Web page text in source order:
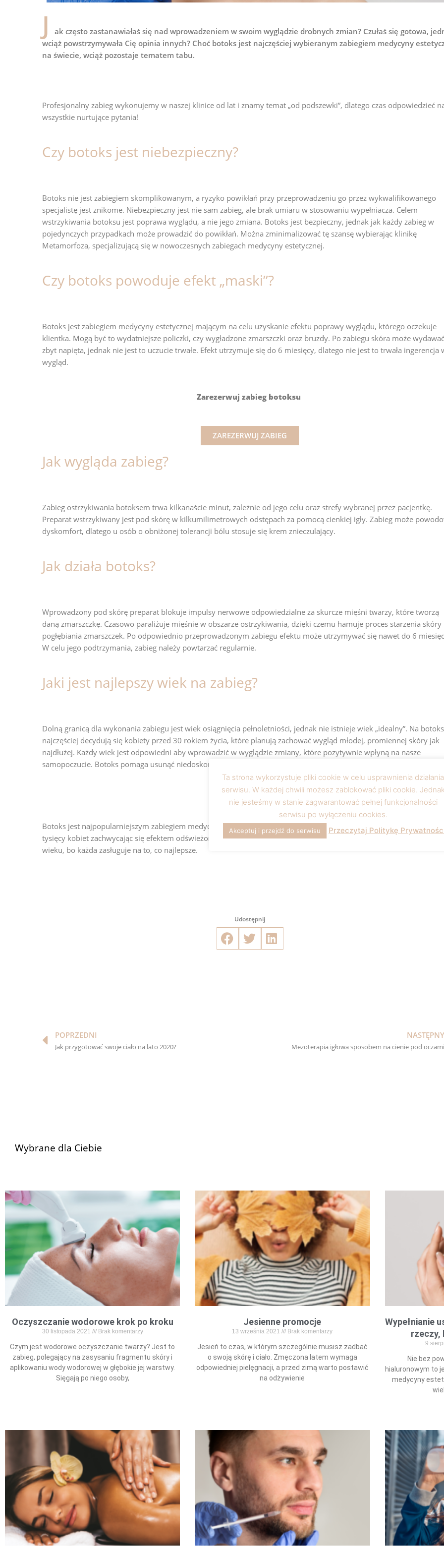
J
ak często zastanawiałaś się nad wprowadzeniem w swoim wyglądzie drobnych zmian? Czułaś się gotowa,
wciąż powstrzymywała Cię opinia innych? Choć botoks jest najczęściej wybieranym zabiegiem medycyny
na świecie, wciąż pozostaje tematem tabu.
Profesjonalny zabieg wykonujemy w naszej klinice od lat i znamy temat „od podszewki”, dlatego czas odpowiedzieć
wszystkie nurtujące pytania!
Czy botoks jest niebezpieczny?
Botoks nie jest zabiegiem skomplikowanym, a ryzyko powikłań przy przeprowadzeniu go przez wykwalifikowanego
specjalistę jest znikome. Niebezpieczny jest nie sam zabieg, ale brak umiaru w stosowaniu wypełniacza. Celem
wstrzykiwania botoksu jest poprawa wyglądu, a nie jego zmiana. Botoks jest bezpieczny, jednak jak każdy zabieg w
pojedynczych przypadkach może prowadzić do powikłań. Można zminimalizować tę szansę wybierając klinikę
Metamorfoza, specjalizującą się w nowoczesnych zabiegach medycyny estetycznej.
Czy botoks powoduje efekt „maski”?
Botoks jest zabiegiem medycyny estetycznej mającym na celu uzyskanie efektu poprawy wyglądu, którego oczekuje
klientka. Mogą być to wydatniejsze policzki, czy wygładzone zmarszczki oraz bruzdy. Po zabiegu skóra może
zbyt napięta, jednak nie jest to uczucie trwałe. Efekt utrzymuje się do 6 miesięcy, dlatego nie jest to trwała ingerencja
wygląd.
Zarezerwuj zabieg botoksu
ZAREZERWUJ ZABIEG
Jak wygląda zabieg?
Zabieg ostrzykiwania botoksem trwa kilkanaście minut, zależnie od jego celu oraz strefy wybranej przez pacjentkę.
Preparat wstrzykiwany jest pod skórę w kilkumilimetrowych odstępach za pomocą cienkiej igły. Zabieg może
dyskomfort, dlatego u osób o obniżonej tolerancji bólu stosuje się krem znieczulający.
Jak działa botoks?
Wprowadzony pod skórę preparat blokuje impulsy nerwowe odpowiedzialne za skurcze mięśni twarzy, które tworzą
daną zmarszczkę. Czasowo paraliżuje mięśnie w obszarze ostrzykiwania, dzięki czemu hamuje proces starzenia skóry
pogłębiania zmarszczek. Po odpowiednio przeprowadzonym zabiegu efektu może utrzymywać się nawet do 6
W celu jego podtrzymania, zabieg należy powtarzać regularnie.
Jaki jest najlepszy wiek na zabieg?
Dolną granicą dla wykonania zabiegu jest wiek osiągnięcia pełnoletniości, jednak nie istnieje wiek „idealny”. Na botoks
najczęściej decydują się kobiety przed 30 rokiem życia, które planują zachować wygląd młodej, promiennej skóry jak
najdłużej. Każdy wiek jest odpowiedni aby wprowadzić w wyglądzie zmiany, które pozytywnie wpłyną na nasze
samopoczucie. Botoks pomaga usunąć niedoskonałości i wydobyć piękno tkwiące w każdej kobiecie.
Botoks jest najpopularniejszym zabiegiem medycyny estetycznej na świecie. Jest bezpieczny i od lat stosują go setki
tysięcy kobiet zachwycając się efektem odświeżonej, napiętej skóry. Pomagamy kobietom poczuć się pięknie w każdym
wieku, bo każda zasługuje na to, co najlepsze.
Udostępnij
Prev
POPRZEDNI
Jak przygotować swoje ciało na lato 2020?
NASTĘPNY
Mezoterapia igłowa sposobem na cienie pod oczami
Wybrane dla Ciebie
Oczyszczanie wodorowe krok po kroku
30 listopada 2021 Brak komentarzy
Czym jest wodorowe oczyszczanie twarzy? Jest to
zabieg, polegający na zasysaniu fragmentu skóry i
aplikowaniu wody wodorowej w głębokie jej warstwy.
Sięgają po niego osoby,
Jesienne promocje
13 września 2021 Brak komentarzy
Jesień to czas, w którym szczególnie musisz zadbać
o swoją skórę i ciało. Zmęczona latem wymaga
odpowiedniej pielęgnacji, a przed zimą warto postawić
na odżywienie
Wypełnianie
rzeczy,
9
Nie bez
hialuronowym to
medycyny
Ta strona wykorzystuje pliki cookie w celu usprawnienia działania
serwisu. W każdej chwili możesz zablokować pliki cookie. Jednak
nie jesteśmy w stanie zagwarantować pełnej funkcjonalności
serwisu po wyłączeniu cookies.
Akceptuj i przejdź do serwisu Przeczytaj Politykę